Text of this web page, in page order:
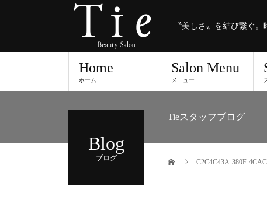
〝美しさ〟を結び繋ぐ
Home
ホーム
Salon Menu
メニュー
Blog
ブログ
Tieスタッフブログ
C2C4C43A-380F-